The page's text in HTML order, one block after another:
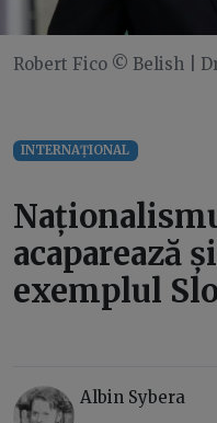
Robert Fico © Belish |
INTERNAȚIONAL
acaparează
exemplul
Albin Sybera